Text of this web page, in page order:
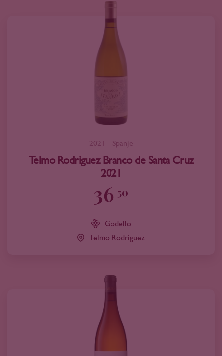
2021 Spanje
Telmo Rodriguez Branco de Santa Cruz
2021
36 50
Godello
Telmo Rodriguez